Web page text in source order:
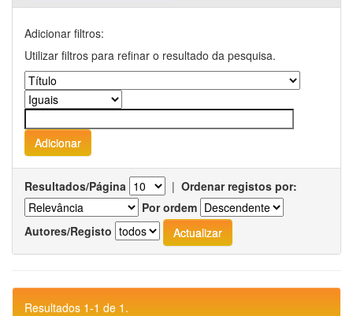
Adicionar filtros:
Utilizar filtros para refinar o resultado da pesquisa.
Resultados/Página | Ordenar registos por:
Por ordem
Autores/Registo
Resultados 1-1 de 1.